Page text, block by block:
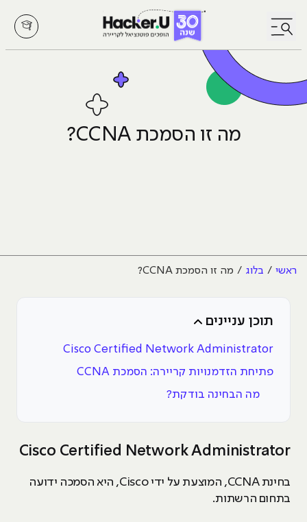
לחץ לפתיחת/סגירת תפריט
מה זו הסמכת CCNA?
ראשי בלוג מה זו הסמכת CCNA?
תוכן עניינים
Cisco Certified Network Administrator
פתיחת הזדמנויות קריירה: הסמכת CCNA
מה הבחינה בודקת?
Cisco Certified Network Administrator
בחינתCCNA, המוצעת על ידיCisco, היא הסמכה ידועה
בתחום הרשתות.